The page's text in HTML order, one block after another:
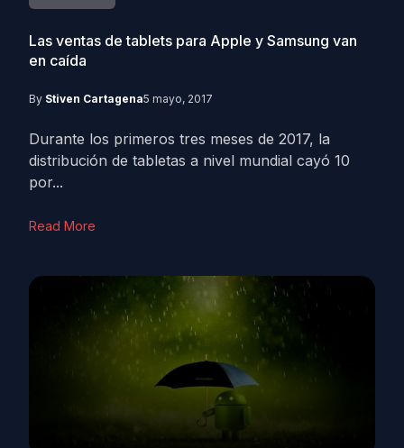
Las ventas de tablets para Apple y Samsung van
en caída
By Stiven Cartagena5 mayo, 2017
Durante los primeros tres meses de 2017, la
distribución de tabletas a nivel mundial cayó 10
por...
Read More